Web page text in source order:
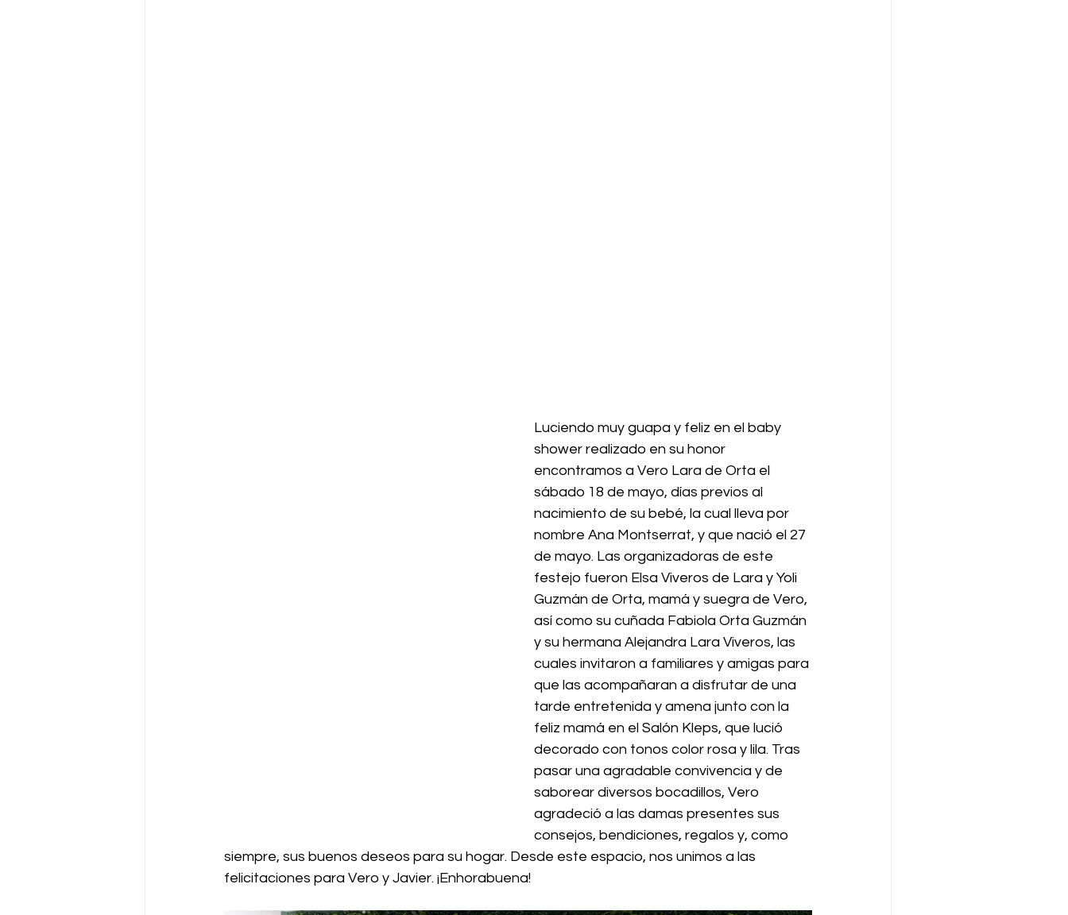
Luciendo muy guapa y feliz en el baby
shower realizado en su honor
encontramos a Vero Lara de Orta el
sábado 18 de mayo, días previos al
nacimiento de su bebé, la cual lleva por
nombre Ana Montserrat, y que nació el 27
de mayo. Las organizadoras de este
festejo fueron Elsa Viveros de Lara y Yoli
Guzmán de Orta, mamá y suegra de Vero,
así como su cuñada Fabiola Orta Guzmán
y su hermana Alejandra Lara Viveros, las
cuales invitaron a familiares y amigas para
que las acompañaran a disfrutar de una
tarde entretenida y amena junto con la
feliz mamá en el Salón Kleps, que lució
decorado con tonos color rosa y lila. Tras
pasar una agradable convivencia y de
saborear diversos bocadillos, Vero
agradeció a las damas presentes sus
consejos, bendiciones, regalos y, como
siempre, sus buenos deseos para su hogar. Desde este espacio, nos unimos a las
felicitaciones para Vero y Javier. ¡Enhorabuena!